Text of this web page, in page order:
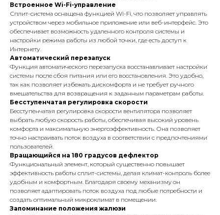
Встроенное Wi-Fi-управление
Сплит-система оснащена функцией Wi-Fi, что позволяет управлять
устройством через мобильное приложение или веб-интерфейс. Это
обеспечивает возможность удаленного контроля системы и
настройки режима работы из любой точки, где есть доступ к
Интернету.
Автоматический перезапуск
Функция автоматического перезапуска восстанавливает настройки
системы после сбоя питания или его восстановления. Это удобно,
так как позволяет избежать дискомфорта и не требует ручного
вмешательства для возвращения к заданным параметрам работы.
Бесступенчатая регулировка скорости
Бесступенчатая регулировка скорости вентилятора позволяет
выбрать любую скорость работы, обеспечивая высокий уровень
комфорта и максимальную энергоэффективность. Она позволяет
точно настраивать поток воздуха в соответствии с предпочтениями
пользователей.
Вращающийся на 180 градусов дефлектор
Функциональный элемент, который существенно повышает
эффективность работы сплит-системы, делая климат-контроль более
удобным и комфортным. Благодаря своему механизмy он
позволяет адаптировать поток воздуха под любые потребности и
создать оптимальный микроклимат в помещении.
Запоминание положения жалюзи